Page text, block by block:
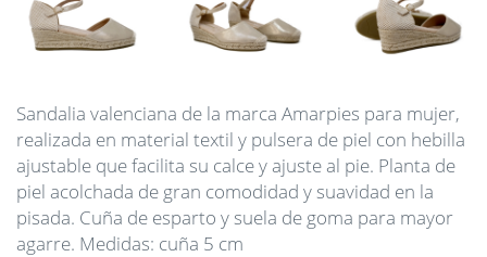
Sandalia valenciana de la marca Amarpies para mujer,
realizada en material textil y pulsera de piel con hebilla
ajustable que facilita su calce y ajuste al pie. Planta de
piel acolchada de gran comodidad y suavidad en la
pisada. Cuña de esparto y suela de goma para mayor
agarre. Medidas: cuña 5 cm